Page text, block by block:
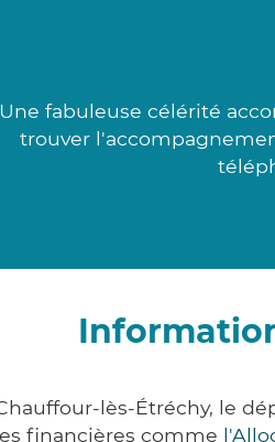
Une fabuleuse célérité
trouver
lès-Étréchy, le
financières comme